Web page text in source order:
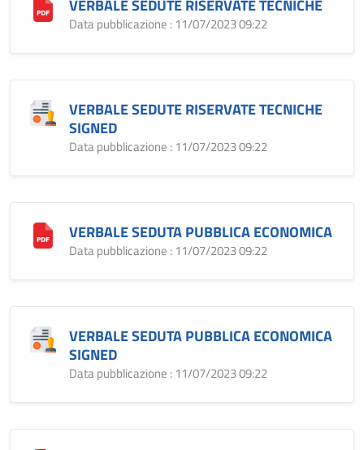
VERBALE SEDUTE RISERVATE TECNICHE
Data pubblicazione : 11/07/2023 09:22
VERBALE SEDUTE RISERVATE TECNICHE
SIGNED
Data pubblicazione : 11/07/2023 09:22
VERBALE SEDUTA PUBBLICA ECONOMICA
Data pubblicazione : 11/07/2023 09:22
VERBALE SEDUTA PUBBLICA ECONOMICA
SIGNED
Data pubblicazione : 11/07/2023 09:22